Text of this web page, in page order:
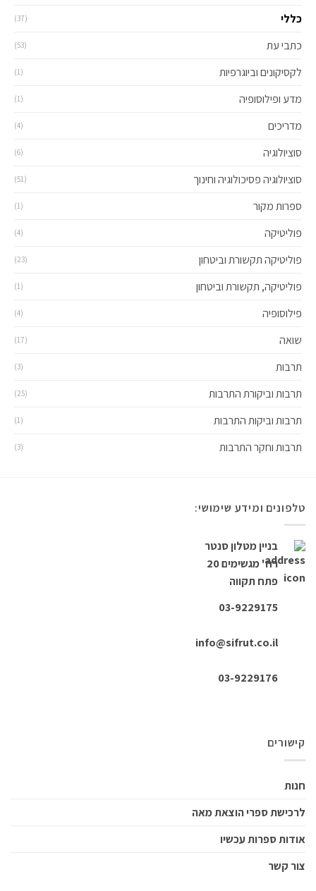
כללי (37)
כתבי עת (53)
לקסיקונים וביוגרפיות (1)
מדע ופילוסופיה (1)
מדריכים (4)
סוציולוגיה (6)
סוציולוגיה פסיכולוגיה וחינוך (51)
ספרות מקור (1)
פוליטיקה (4)
פוליטיקה תקשורת וביטחון (23)
פוליטיקה, תקשורת וביטחון (1)
פילוסופיה (4)
שואה (17)
תרבות (3)
תרבות וביקורת התרבות (25)
תרבות וביקות התרבות (1)
תרבות וחקר התרבות (3)
טלפונים ומידע שימושי:
בניין מטלון סנטר
רח' מגשימים 20
פתח תקווה
03-9229175
info@sifrut.co.il
קישורים
חנות
לרכישת ספרי הוצאת מאה
אודות ספרות עכשיו
צור קשר